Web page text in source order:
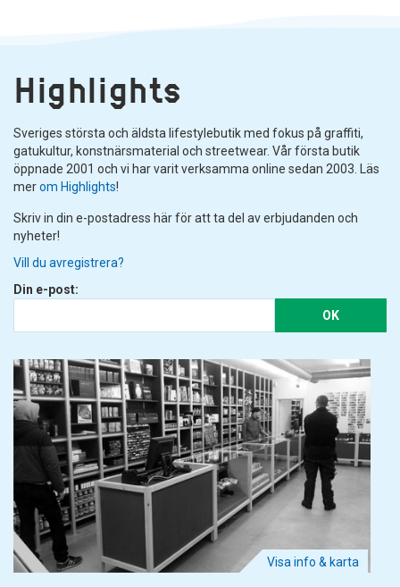
Highlights
Sveriges största och äldsta lifestylebutik med fokus på graffiti,
gatukultur, konstnärsmaterial och streetwear. Vår första butik
öppnade 2001 och vi har varit verksamma online sedan 2003. Läs
merom Highlights!
Skriv in din e-postadress här för att ta del av erbjudanden och
nyheter!
Vill du avregistrera?
Din e-post:
OK
Visa info & karta